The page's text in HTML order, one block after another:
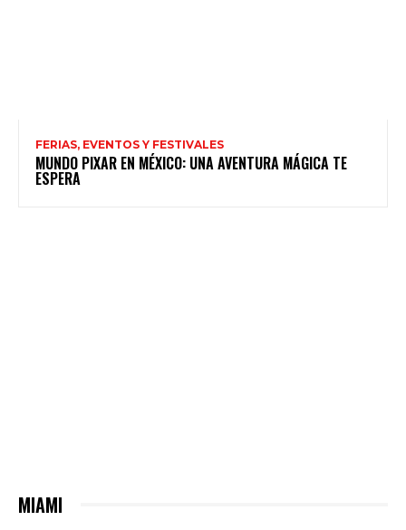
FERIAS, EVENTOS Y FESTIVALES
MUNDO PIXAR EN MÉXICO: UNA AVENTURA MÁGICA TE
ESPERA
MIAMI